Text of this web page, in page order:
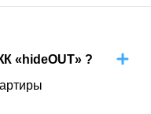
«hideOUT» ?